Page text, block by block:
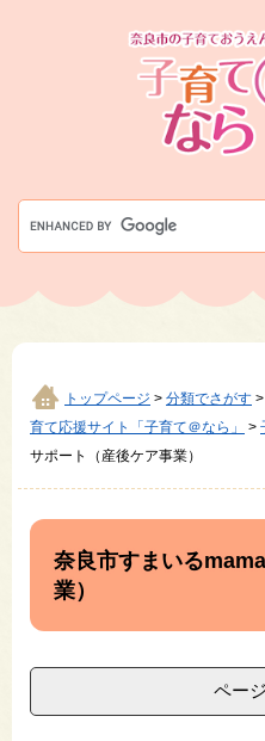
o
l
カ
検
索
トップページ > 分類でさがす >
育て応援サイト「子育て＠なら」
>
サポート（産後ケア事業）
奈良市すまいる
業）
ペー